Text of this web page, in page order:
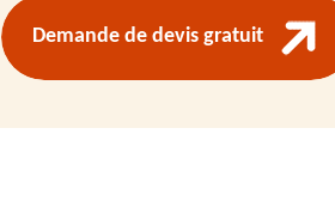
Demande de devis gratuit